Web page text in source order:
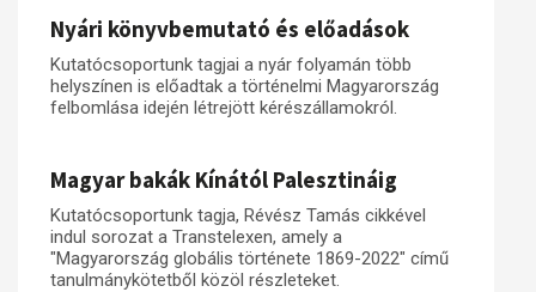
Nyári könyvbemutató és előadások
Kutatócsoportunk tagjai a nyár folyamán több
helyszínen is előadtak a történelmi Magyarország
felbomlása idején létrejött kérészállamokról.
Magyar bakák Kínától Palesztináig
Kutatócsoportunk tagja, Révész Tamás cikkével
indul sorozat a Transtelexen, amely a
"Magyarország globális története 1869-2022" című
tanulmánykötetből közöl részleteket.